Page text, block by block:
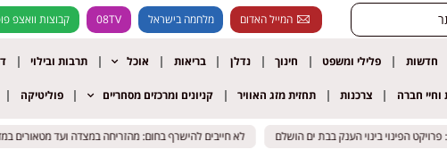
המייל האדום מלחמה בישראל 08TV קבוצות וואצפ
חדשות פלילי ומשפט חינוך נדלן בריאות אוכל תרבות ובילוי
וחיי חברה צרכנות תחזית מזג האוויר קניונים ומרכזים מסחריים פוליטיקה
לא חייבים להישרף בחום: מהזריחה במצדה ועד מטאורים במדבר
לא חייבים להישרף בחום: מהזריחה במצדה ועד מטאורים במדבר